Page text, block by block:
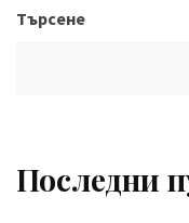
Търсене
Последни